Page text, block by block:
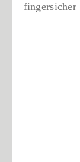
fingersicher